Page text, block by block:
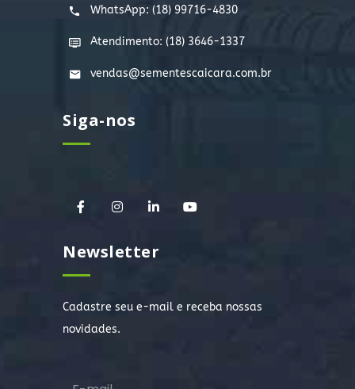
WhatsApp: (18) 99716-4830
Atendimento: (18) 3646-1337
vendas@sementescaicara.com.br
Siga-nos
Newsletter
Cadastre seu e-mail e receba nossas
novidades.